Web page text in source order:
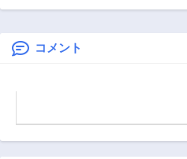
だと誤解していた
のに、すべて義母
期伯爵に嫁
コメント